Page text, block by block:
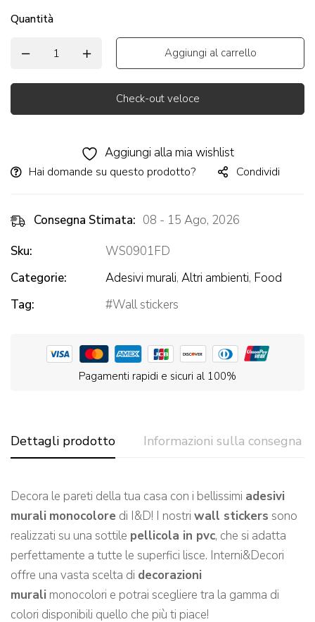
Quantità
Aggiungi al carrello
Check-out veloce
Aggiungi alla mia wishlist
Hai domande su questo prodotto? Condividi
Consegna Stimata: 08 - 15 Ago, 2026
Sku:
WS0901FD
Categorie:
Adesivi murali, Altri ambienti, Food
Tag:
Wall stickers
Pagamenti rapidi e sicuri al 100%
Dettagli prodotto Informazioni sulla consegna
Decora le pareti della tua casa con i bellissimi adesivi
murali monocolore di I&D! I nostri wall stickers sono
realizzati su una sottile pellicola in pvc, che si adatta
perfettamente a tutte le superfici lisce. Interni&Decori
offre una vasta scelta di decorazioni
murali monocolori e potrai scegliere tra la gamma di
colori disponibili quello che più ti piace!